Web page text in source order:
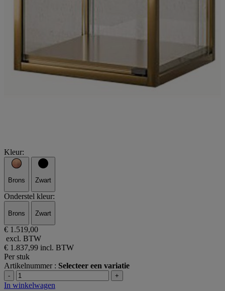
Kleur:
Brons Zwart
Onderstel kleur:
Brons Zwart
€ 1.519,00
excl. BTW
€ 1.837,99 incl. BTW
Per stuk
Artikelnummer : Selecteer een variatie
- +
In winkelwagen